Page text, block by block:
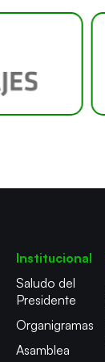
Institucional
Saludo del
Presidente
Organigramas
Asamblea